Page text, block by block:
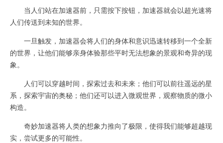
当人们站在加速器前，只需按下按钮，加速器就会以超光速将
人们传送到未知的世界。
一旦触发，加速器会将人们的身体和意识迅速转移到一个全新
的世界，让他们能够亲身体验那些平时无法想象的景观和奇异的现
象。
人们可以穿越时间，探索过去和未来；他们可以前往遥远的星
系，探索宇宙的奥秘；他们还可以进入微观世界，观察物质的微小
构造。
奇妙加速器将人类的想象力推向了极限，使得我们能够超越现
实，尝试更多的可能性。